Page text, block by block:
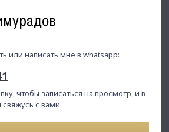
или написать мне в whatsapp:
чтобы записаться на просмотр, и в
с вами